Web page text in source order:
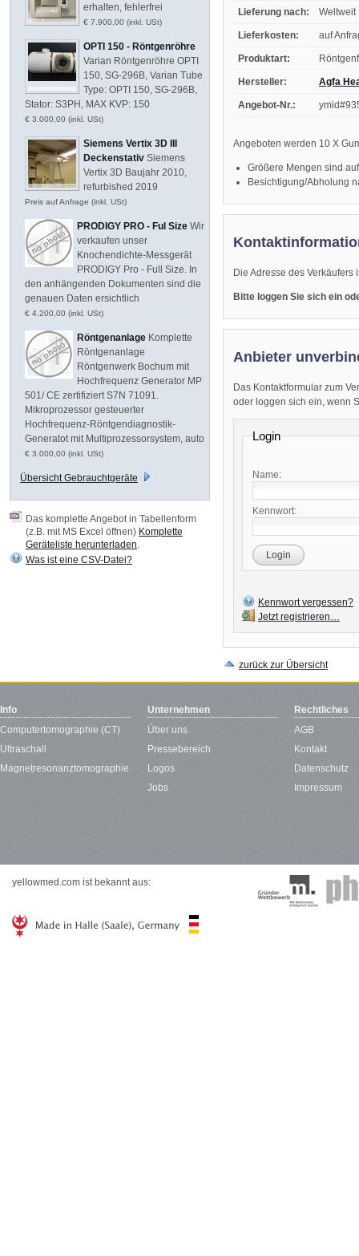
Lieferung nach: Weltweit
Lieferkosten: auf
Produktart:
Hersteller: Agfa
Angebot-Nr.:
Angeboten werden 10 X
Größere Mengen sind
Besichtigung/Abholung
Die Adresse des
Bitte loggen Sie sich ein
Anbieter
Das Kontaktformular zum
oder loggen sich ein, wenn
Login
Name:
Kennwort:
Login
Kennwort vergessen?
Jetzt registrieren…
zurück zur Übersicht
erhalten, fehlerfrei
€ 7.900,00 (inkl. USt)
OPTI 150 - Röntgenröhre
Varian Röntgenröhre OPTI
150, SG-296B, Varian Tube
Type: OPTI 150, SG-296B,
Stator: S3PH, MAX KVP: 150
€ 3.000,00 (inkl. USt)
Siemens Vertix 3D III
Deckenstativ Siemens
Vertix 3D Baujahr 2010,
refurbished 2019
Preis auf Anfrage (inkl. USt)
PRODIGY PRO - Ful Size Wir
verkaufen unser
Knochendichte-Messgerät
PRODIGY Pro - Full Size. In
den anhängenden Dokumenten sind die
genauen Daten ersichtlich
€ 4.200,00 (inkl. USt)
Röntgenanlage Komplette
Röntgenanlage
Röntgenwerk Bochum mit
Hochfrequenz Generator MP
501/ CE zertifiziert S7N 71091.
Mikroprozessor gesteuerter
Hochfrequenz-Röntgendiagnostik-
Generatot mit Multiprozessorsystem, auto
€ 3.000,00 (inkl. USt)
Übersicht Gebrauchtgeräte
Das komplette Angebot in Tabellenform
(z.B. mit MS Excel öffnen) Komplette
Geräteliste herunterladen
Was ist eine CSV-Datei?
Info
Computertomographie (CT)
Ultraschall
Magnetresonanztomographie
Unternehmen
Über uns
Pressebereich
Logos
Jobs
Rechtliches
AGB
Kontakt
Datenschutz
Impressum
yellowmed.com ist bekannt aus: